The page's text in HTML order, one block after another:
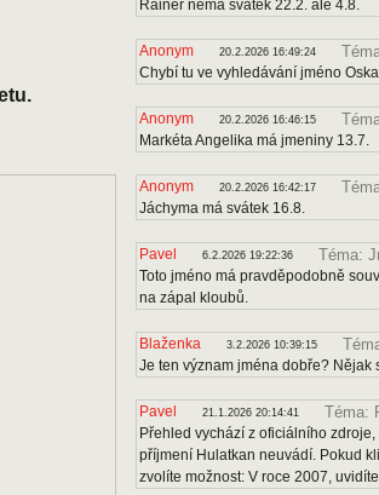
Rainer nemá svátek 22.2. ale 4.8.
Anonym 20.2.2026 16:49:24
Chybí tu ve vyhledávání jméno
Anonym 20.2.2026 16:46:15
Markéta Angelika má jmeniny 13.7.
Anonym 20.2.2026 16:42:17
Jáchyma má svátek 16.8.
Pavel 6.2.2026 19:22:36 Téma:
Toto jméno má pravděpodobně
na zápal kloubů.
Blaženka 3.2.2026 10:39:15
Je ten význam jména dobře? Nějak
Pavel 21.1.2026 20:14:41 Téma:
Přehled vychází z oficiálního
příjmení Hulatkan neuvádí. Pokud
zvolíte možnost: V roce 2007,